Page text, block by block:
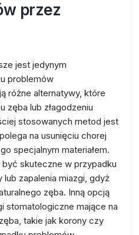
przez
jest jedynym
problemów
różne alternatywy, które
zęba lub złagodzeniu
stosowanych metod jest
na usunięciu chorej
specjalnym materiałem.
być skuteczne w przypadku
zapalenia miazgi, gdyż
zęba. Inną opcją
stomatologiczne mające na
takie jak korony czy